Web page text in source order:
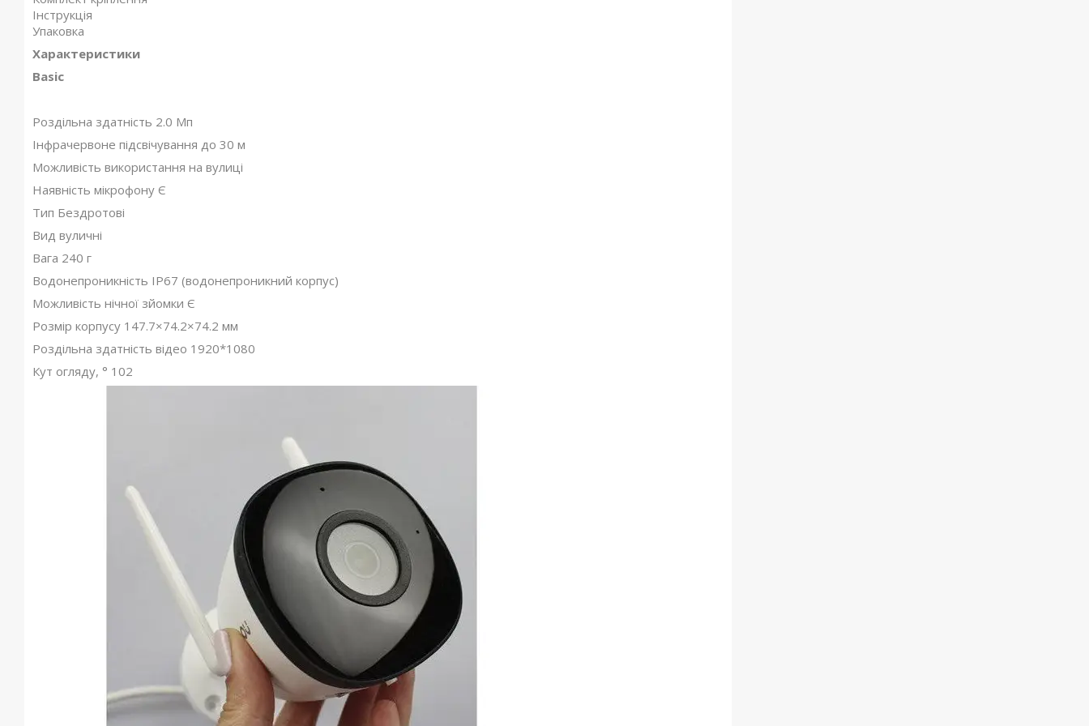
Інструкція
Упаковка
Характеристики
Basic
Роздільна здатність 2.0 Мп
Інфрачервоне підсвічування до 30 м
Можливість використання на вулиці
Наявність мікрофону Є
Тип Бездротові
Вид вуличні
Вага 240 г
Водонепроникність IP67 (водонепроникний корпус)
Можливість нічної зйомки Є
Розмір корпусу 147.7×74.2×74.2 мм
Роздільна здатність відео 1920*1080
Кут огляду, ° 102